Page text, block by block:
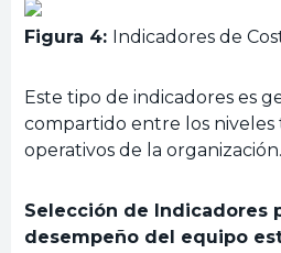
Figura 4: Indicadores de
Este tipo de indicadores es
compartido entre los niveles
operativos de la organización.
Selección de Indicadores
desempeño del equipo